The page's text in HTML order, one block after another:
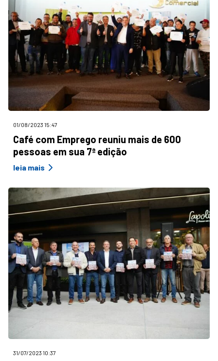
01/08/2023 15:47
Café com Emprego reuniu mais de 600
pessoas em sua 7ª edição
leia mais
31/07/2023 10:37